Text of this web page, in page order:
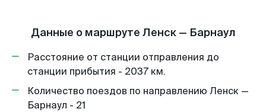
Данные о маршруте Ленск — Барнаул
Расстояние от станции отправления до
станции прибытия - 2037 км.
Количество поездов по направлению Ленск —
Барнаул - 21